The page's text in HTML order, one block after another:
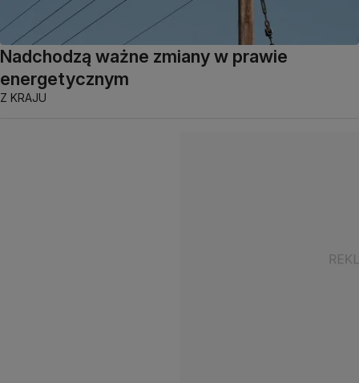
Nadchodzą ważne zmiany w prawie
energetycznym
Z KRAJU